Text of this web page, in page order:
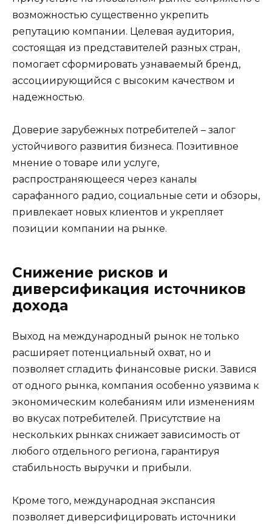
возможностью существенно укрепить
репутацию компании. Целевая аудитория,
состоящая из представителей разных стран,
помогает сформировать узнаваемый бренд,
ассоциирующийся с высоким качеством и
надежностью.
Доверие зарубежных потребителей – залог
устойчивого развития бизнеса. Позитивное
мнение о товаре или услуге,
распространяющееся через каналы
сарафанного радио, социальные сети и обзоры,
привлекает новых клиентов и укрепляет
позиции компании на рынке.
Снижение рисков и
диверсификация источников
дохода
Выход на международный рынок не только
расширяет потенциальный охват, но и
позволяет сгладить финансовые риски. Завися
от одного рынка, компания особенно уязвима к
экономическим колебаниям или изменениям
во вкусах потребителей. Присутствие на
нескольких рынках снижает зависимость от
любого отдельного региона, гарантируя
стабильность выручки и прибыли.
Кроме того, международная экспансия
позволяет диверсифицировать источники